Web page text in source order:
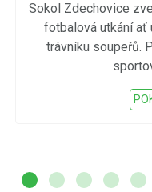
Sokol Zdechovice
fotbalová utkání ať
trávníku soupeřů.